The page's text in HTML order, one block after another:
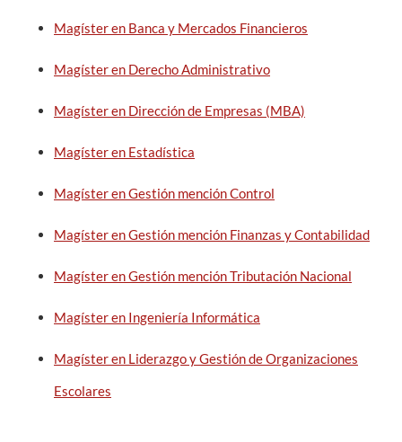
Magíster en Banca y Mercados Financieros
Magíster en Derecho Administrativo
Magíster en Dirección de Empresas (MBA)
Magíster en Estadística
Magíster en Gestión mención Control
Magíster en Gestión mención Finanzas y Contabilidad
Magíster en Gestión mención Tributación Nacional
Magíster en Ingeniería Informática
Magíster en Liderazgo y Gestión de Organizaciones
Escolares